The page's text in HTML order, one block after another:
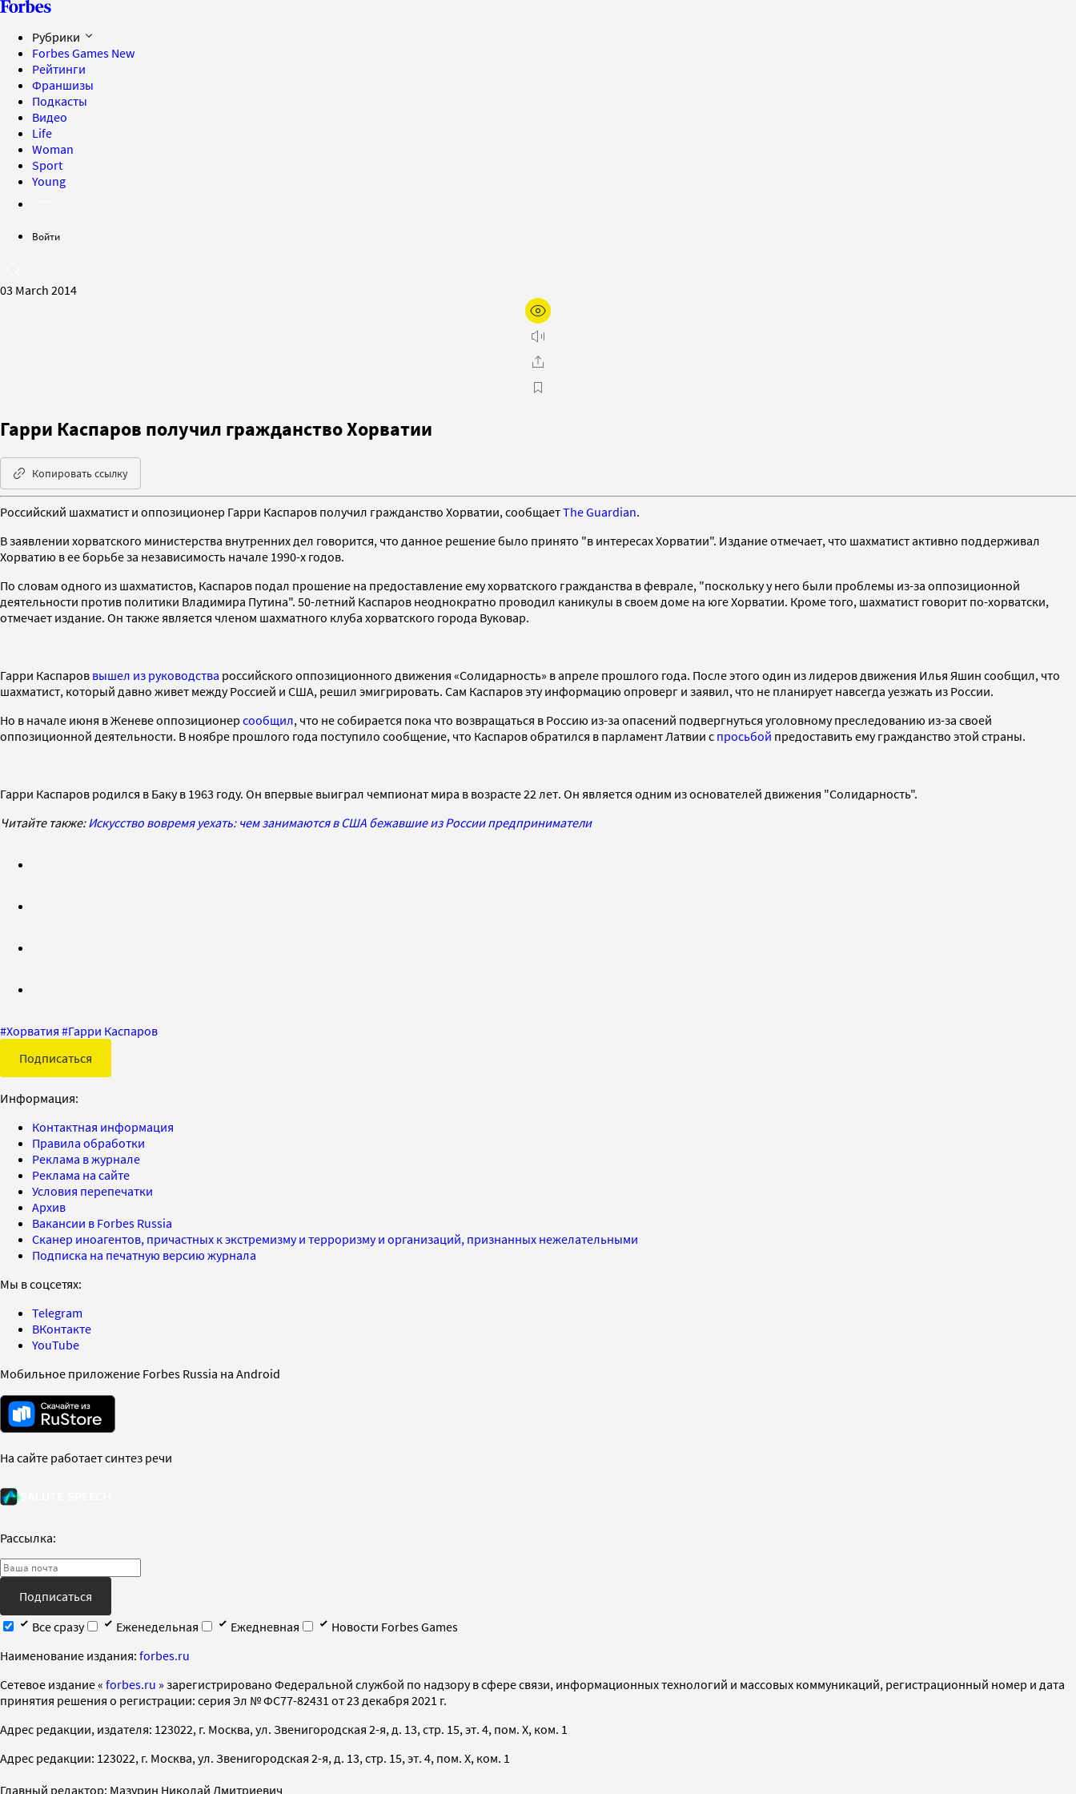
Рубрики
Forbes Games New
Рейтинги
Франшизы
Подкасты
Видео
Life
Woman
Sport
Young
Войти
03 March 2014
Гарри Каспаров получил гражданство Хорватии
Копировать ссылку
Российский шахматист и оппозиционер Гарри Каспаров получил гражданство Хорватии, сообщаетThe Guardian.
В заявлении хорватского министерства внутренних дел говорится, что данное решение было принято "в интересах Хорватии". Издание отмечает, что шахматист активно поддерживал
Хорватию в ее борьбе за независимость начале 1990-х годов.
По словам одного из шахматистов, Каспаров подал прошение на предоставление ему хорватского гражданства в феврале, "поскольку у него были проблемы из-за оппозиционной
деятельности против политики Владимира Путина". 50-летний Каспаров неоднократно проводил каникулы в своем доме на юге Хорватии. Кроме того, шахматист говорит по-хорватски,
отмечает издание. Он также является членом шахматного клуба хорватского города Вуковар.
Гарри Каспаров вышел из руководства российского оппозиционного движения «Солидарность» в апреле прошлого года. После этого один из лидеров движения Илья Яшин сообщил, что
шахматист, который давно живет между Россией и США, решил эмигрировать. Сам Каспаров эту информацию опроверг и заявил, что не планирует навсегда уезжать из России.
Но в начале июня в Женеве оппозиционер сообщил, что не собирается пока что возвращаться в Россию из-за опасений подвергнуться уголовному преследованию из-за своей
оппозиционной деятельности. В ноябре прошлого года поступило сообщение, что Каспаров обратился в парламент Латвии с просьбой предоставить ему гражданство этой страны.
Гарри Каспаров родился в Баку в 1963 году. Он впервые выиграл чемпионат мира в возрасте 22 лет. Он является одним из основателей движения "Солидарность".
Читайте также:Искусство вовремя уехать: чем занимаются в США бежавшие из России предприниматели
#Хорватия #Гарри Каспаров
Подписаться
Информация:
Контактная информация
Правила обработки
Реклама в журнале
Реклама на сайте
Условия перепечатки
Архив
Вакансии в Forbes Russia
Сканер иноагентов, причастных к экстремизму и терроризму и организаций, признанных нежелательными
Подписка на печатную версию журнала
Мы в соцсетях:
Telegram
ВКонтакте
YouTube
Мобильное приложение Forbes Russia на Android
На сайте работает синтез речи
Рассылка:
Подписаться
Все сразу
Еженедельная Ежедневная
Новости Forbes Games
Наименование издания: forbes.ru
Cетевое издание « forbes.ru » зарегистрировано Федеральной службой по надзору в сфере связи, информационных технологий и массовых коммуникаций, регистрационный номер и дата
принятия решения о регистрации: серия Эл № ФС77-82431 от 23 декабря 2021 г.
Адрес редакции, издателя: 123022, г. Москва, ул. Звенигородская 2-я, д. 13, стр. 15, эт. 4, пом. X, ком. 1
Адрес редакции: 123022, г. Москва, ул. Звенигородская 2-я, д. 13, стр. 15, эт. 4, пом. X, ком. 1
Главный редактор: Мазурин Николай Дмитриевич